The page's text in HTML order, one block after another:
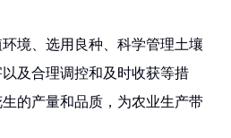
境、选用良种、科学管理土壤
及合理调控和及时收获等措
的产量和品质，为农业生产带